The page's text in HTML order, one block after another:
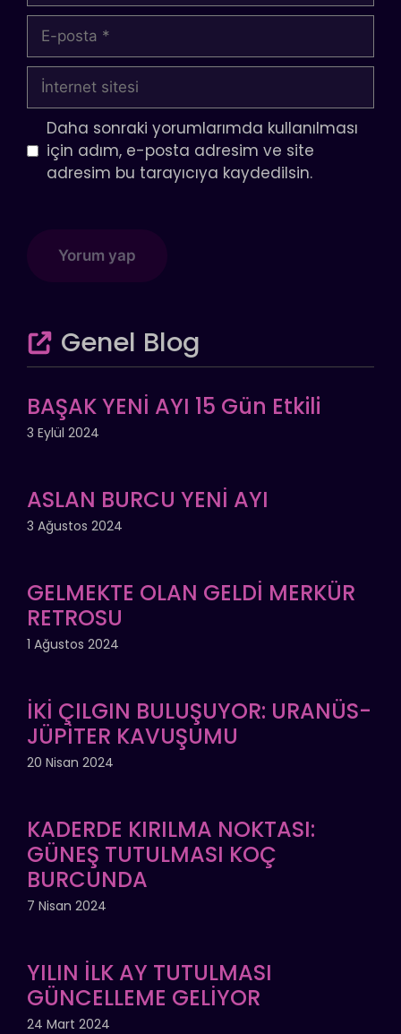
posta
İnternet
sitesi
Daha sonraki yorumlarımda kullanılması
için adım, e-posta adresim ve site
adresim bu tarayıcıya kaydedilsin.
Genel Blog
BAŞAK YENİ AYI 15 Gün Etkili
3 Eylül 2024
ASLAN BURCU YENİ AYI
3 Ağustos 2024
GELMEKTE OLAN GELDİ MERKÜR
RETROSU
1 Ağustos 2024
İKİ ÇILGIN BULUŞUYOR: URANÜS-
JÜPİTER KAVUŞUMU
20 Nisan 2024
KADERDE KIRILMA NOKTASI:
GÜNEŞ TUTULMASI KOÇ
BURCUNDA
7 Nisan 2024
YILIN İLK AY TUTULMASI
GÜNCELLEME GELİYOR
24 Mart 2024